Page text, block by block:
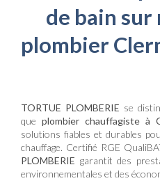
de bain sur
plombier
TORTUE PLOMBERIE se
que plombier chauffagiste à
solutions fiables et durables
chauffage. Certifié RGE
PLOMBERIE garantit des
environnementales et des